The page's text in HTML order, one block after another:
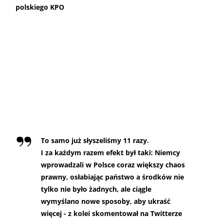
polskiego KPO
To samo już słyszeliśmy 11 razy.
I za każdym razem efekt był taki: Niemcy
wprowadzali w Polsce coraz większy chaos
prawny, osłabiając państwo a środków nie
tylko nie było żadnych, ale ciągle
wymyślano nowe sposoby, aby ukraść
więcej - z kolei skomentował na Twitterze